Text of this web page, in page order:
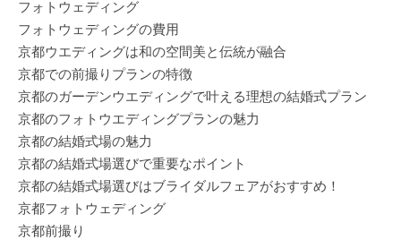
フォトウェディング
フォトウェディングの費用
京都ウエディングは和の空間美と伝統が融合
京都での前撮りプランの特徴
京都のガーデンウエディングで叶える理想の結婚式プラン
京都のフォトウエディングプランの魅力
京都の結婚式場の魅力
京都の結婚式場選びで重要なポイント
京都の結婚式場選びはブライダルフェアがおすすめ！
京都フォトウェディング
京都前撮り